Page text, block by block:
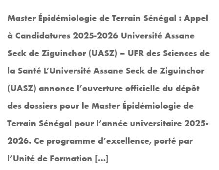
Master Épidémiologie de Terrain Sénégal : Appel
à Candidatures 2025-2026 Université Assane
Seck de Ziguinchor (UASZ) – UFR des Sciences de
la Santé L’Université Assane Seck de Ziguinchor
(UASZ) annonce l’ouverture officielle du dépôt
des dossiers pour le Master Épidémiologie de
Terrain Sénégal pour l’année universitaire 2025-
2026. Ce programme d’excellence, porté par
l’Unité de Formation […]